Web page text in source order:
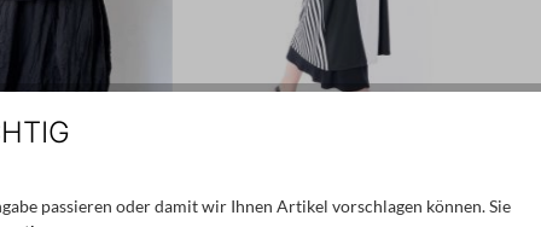
TÉO+NG
KEDZIOREK
passieren oder damit wir Ihnen Artikel vorschlagen können. Sie